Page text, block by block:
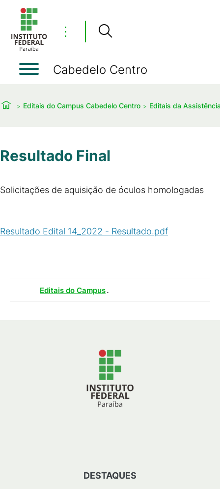
⋮
Cabedelo Centro
Editais do Campus Cabedelo Centro Editais da
Resultado Final
Solicitações de aquisição de óculos homologadas
Resultado Edital 14_2022 - Resultado.pdf
Editais do Campus.
DESTAQUES